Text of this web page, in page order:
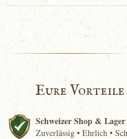
Eure
Schweizer Shop & Lager
Zuverlässig • Ehrlich •